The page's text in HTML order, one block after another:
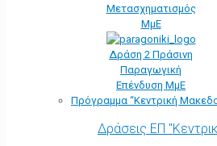
Μετασχηματισμός
ΜμΕ
Δράση 2 Πράσινη
Παραγωγική
Επένδυση ΜμΕ
Πρόγραμμα “Κεντρική
Δράσεις ΕΠ